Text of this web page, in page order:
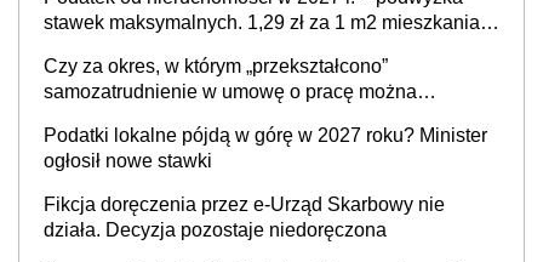
stawek maksymalnych. 1,29 zł za 1 m2 mieszkania,
prowadzeniem działalności gospodarczej
Czy za okres, w którym „przekształcono”
samozatrudnienie w umowę o pracę można
cywilnoprawnej jedynym racjonalnym wyjściem
Podatki lokalne pójdą w górę w 2027 roku? Minister
ogłosił nowe stawki
Fikcja doręczenia przez e-Urząd Skarbowy nie
działa. Decyzja pozostaje niedoręczona